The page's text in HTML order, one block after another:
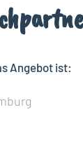
Angebot ist: